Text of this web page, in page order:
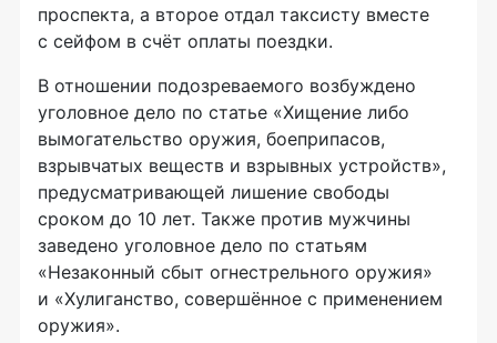
проспекта, а второе отдал таксисту вместе
с сейфом в счёт оплаты поездки.
В отношении подозреваемого возбуждено
уголовное дело по статье «Хищение либо
вымогательство оружия, боеприпасов,
взрывчатых веществ и взрывных устройств»,
предусматривающей лишение свободы
сроком до 10 лет. Также против мужчины
заведено уголовное дело по статьям
«Незаконный сбыт огнестрельного оружия»
и «Хулиганство, совершённое с применением
оружия».